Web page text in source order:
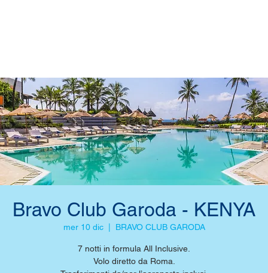
Bravo Club Garoda - KENYA
mer 10 dic
  |
BRAVO CLUB GARODA
7 notti in formula All Inclusive.
Volo diretto da Roma.